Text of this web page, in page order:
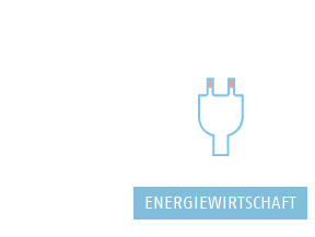
ENERGIEWIRTSCHAFT